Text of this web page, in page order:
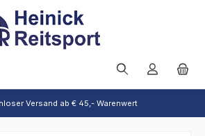
Versand ab € 45,- Warenwert